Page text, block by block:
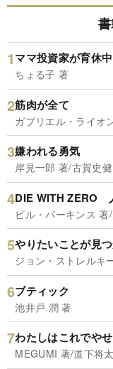
ママ投資家が育休
ちょる子 著
筋肉が全て
ガブリエル・ライオ
嫌われる勇気
岸見一郎 著/古賀史
DIE WITH ZERO
ビル・パーキンス 著
やりたいことが見
ジョン・ストレルキ
ブティック
池井戸 潤 著
わたしはこれでや
MEGUMI 著/道下将